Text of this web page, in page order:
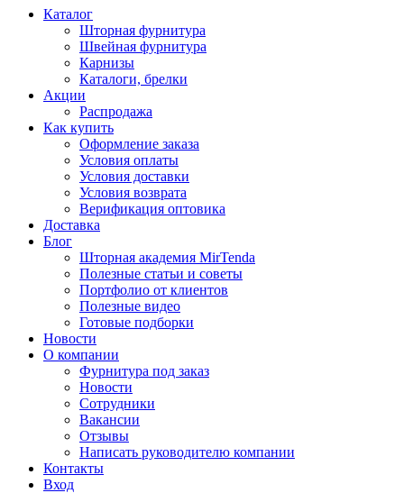
Каталог
Шторная фурнитура
Швейная фурнитура
Карнизы
Каталоги, брелки
Акции
Распродажа
Как купить
Оформление заказа
Условия оплаты
Условия доставки
Условия возврата
Верификация оптовика
Доставка
Блог
Шторная академия MirTenda
Полезные статьи и советы
Портфолио от клиентов
Полезные видео
Готовые подборки
Новости
О компании
Фурнитура под заказ
Новости
Сотрудники
Вакансии
Отзывы
Написать руководителю компании
Контакты
Вход